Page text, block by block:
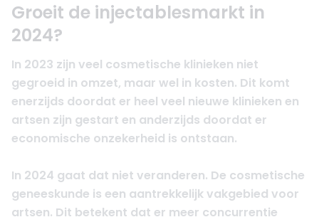
Groeit de injectablesmarkt in
2024?
In 2023 zijn veel cosmetische klinieken niet
gegroeid in omzet, maar wel in kosten. Dit komt
enerzijds doordat er heel veel nieuwe klinieken en
artsen zijn gestart en anderzijds doordat er
economische onzekerheid is ontstaan.
In 2024 gaat dat niet veranderen. De cosmetische
geneeskunde is een aantrekkelijk vakgebied voor
artsen. Dit betekent dat er meer concurrentie